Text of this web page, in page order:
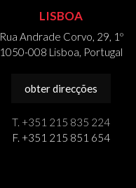
LISBOA
Rua Andrade Corvo, 29, 1º
1050-008 Lisboa, Portugal
obter direcções
T. +351 215 835 224
F. +351 215 851 654